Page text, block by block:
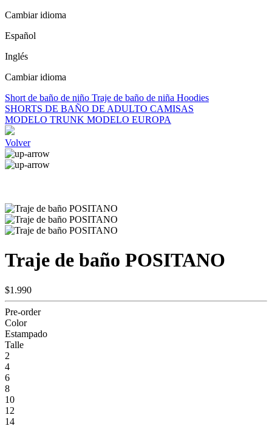
Cambiar idioma
Español
Inglés
Cambiar idioma
Short de baño de niño Traje de baño de niña Hoodies
SHORTS DE BAÑO DE ADULTO CAMISAS
MODELO TRUNK MODELO EUROPA
Volver
Traje de baño POSITANO
$1.990
Pre-order
Color
Estampado
Talle
2
4
6
8
10
12
14